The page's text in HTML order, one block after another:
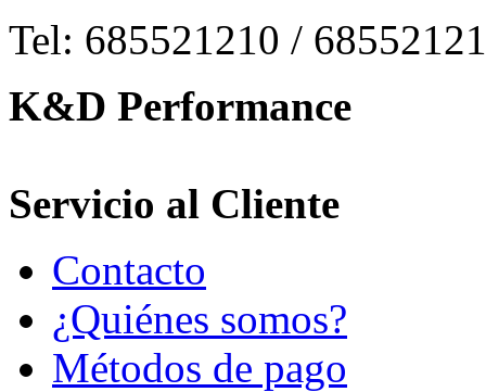
Tel: 685521210 /
K&D Performance
Servicio al Cliente
Contacto
¿Quiénes somos?
Métodos de pago